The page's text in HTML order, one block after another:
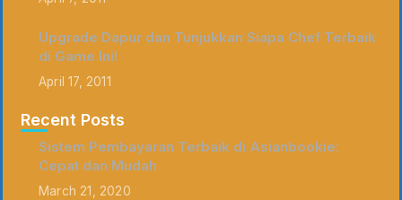
Upgrade Dapur dan Tunjukkan Siapa Chef Terbaik
di Game Ini!
April 17, 2011
Recent Posts
Sistem Pembayaran Terbaik di Asianbookie:
Cepat dan Mudah
March 21, 2020